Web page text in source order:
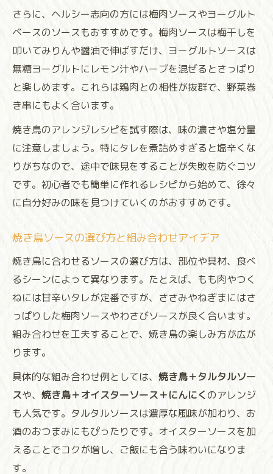
焼き鳥タレの種類と特徴を徹底解説
焼き鳥レシピに合うタレの作り方ガイド
焼き鳥に最適なタレの使い分け方紹介
さらに、ヘルシー志向の方には梅肉ソースやヨーグルト
ベースのソースもおすすめです。梅肉ソースは梅干しを
叩いてみりんや醤油で伸ばすだけ、ヨーグルトソースは
無糖ヨーグルトにレモン汁やハーブを混ぜるとさっぱり
と楽しめます。これらは鶏肉との相性が抜群で、野菜巻
き串にもよく合います。
焼き鳥のアレンジレシピを試す際は、味の濃さや塩分量
に注意しましょう。特にタレを煮詰めすぎると塩辛くな
りがちなので、途中で味見をすることが失敗を防ぐコツ
です。初心者でも簡単に作れるレシピから始めて、徐々
に自分好みの味を見つけていくのがおすすめです。
焼き鳥ソースの選び方と組み合わせアイデア
焼き鳥に合わせるソースの選び方は、部位や具材、食べ
るシーンによって異なります。たとえば、もも肉やつく
ねには甘辛いタレが定番ですが、ささみやねぎまにはさ
っぱりした梅肉ソースやわさびソースが良く合います。
組み合わせを工夫することで、焼き鳥の楽しみ方が広が
ります。
具体的な組み合わせ例としては、 焼き鳥＋タルタルソー
スや、 焼き鳥＋オイスターソース＋にんにくのアレンジ
も人気です。タルタルソースは濃厚な風味が加わり、お
酒のおつまみにもぴったりです。オイスターソースを加
えることでコクが増し、ご飯にも合う味わいになりま
す。